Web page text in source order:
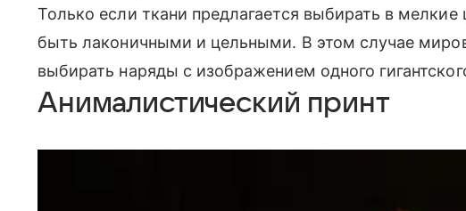
Только если ткани предлагается выбирать в
быть лаконичными и цельными. В этом случае
выбирать наряды с изображением одного
Анималистический принт